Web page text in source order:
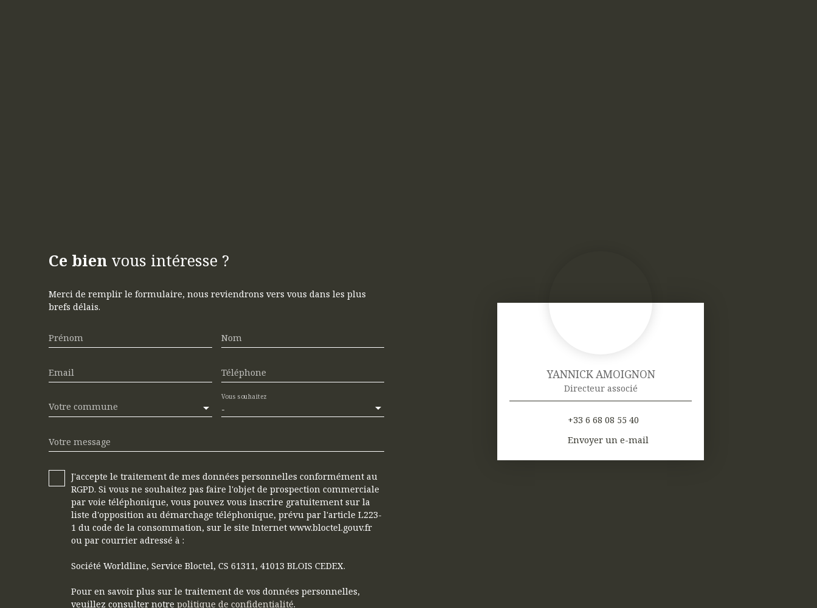
Ce bien vous intéresse ?
Merci de remplir le formulaire, nous reviendrons vers vous dans les plus
brefs délais.
Prénom Nom
Email Téléphone
Votre commune -
Vous souhaitez
Votre message
J'accepte le traitement de mes données personnelles conformément au
RGPD. Si vous ne souhaitez pas faire l'objet de prospection commerciale
par voie téléphonique, vous pouvez vous inscrire gratuitement sur la
liste d'opposition au démarchage téléphonique, prévu par l'article L223-
1 du code de la consommation, sur le site Internet www.bloctel.gouv.fr
ou par courrier adressé à :
Société Worldline, Service Bloctel, CS 61311, 41013 BLOIS CEDEX.
Pour en savoir plus sur le traitement de vos données personnelles,
veuillez consulter notre politique de confidentialité.
YANNICK AMOIGNON
Directeur associé
+33 6 68 08 55 40
Envoyer un e-mail